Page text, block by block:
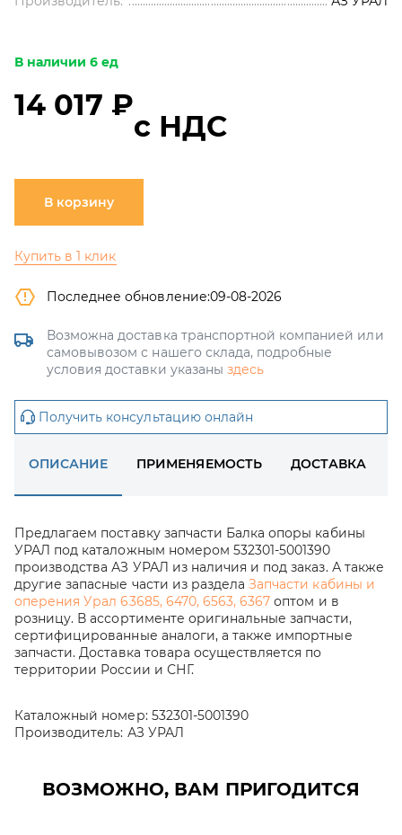
В наличии 6 ед
14 017 ₽
с НДС
В корзину
Купить в 1 клик
Последнее обновление:09-08-2026
Возможна доставка транспортной компанией или
самовывозом с нашего склада, подробные
условия доставки указаны здесь
Получить консультацию онлайн
ОПИСАНИЕ ПРИМЕНЯЕМОСТЬ ДОСТАВКА
Предлагаем поставку запчасти Балка опоры кабины
УРАЛ под каталожным номером 532301-5001390
производства АЗ УРАЛ из наличия и под заказ. А также
другие запасные части из разделаЗапчасти кабины и
оперения Урал 63685, 6470, 6563, 6367 оптом и в
розницу. В ассортименте оригинальные запчасти,
сертифицированные аналоги, а также импортные
запчасти. Доставка товара осуществляется по
территории России и СНГ.
Каталожный номер: 532301-5001390
Производитель: АЗ УРАЛ
ВОЗМОЖНО, ВАМ ПРИГОДИТСЯ